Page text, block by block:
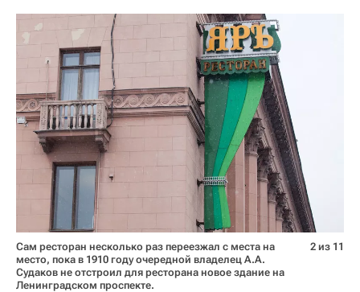
Сам ресторан несколько раз переезжал с места на
место, пока в 1910 году очередной владелец А.А.
Судаков не отстроил для ресторана новое здание на
Ленинградском проспекте.
2 из 11